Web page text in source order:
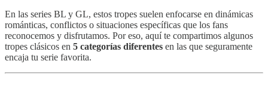
En las series BL y GL, estos tropes suelen enfocarse en dinámicas
románticas, conflictos o situaciones específicas que los fans
reconocemos y disfrutamos. Por eso, aquí te compartimos algunos
tropes clásicos en 5 categorías diferentes en las que seguramente
encaja tu serie favorita.